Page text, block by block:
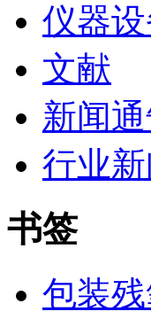
仪器
文献
新闻
行业新
书签
包装